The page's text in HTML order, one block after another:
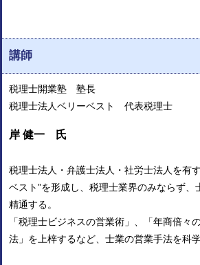
講師
税理士開業塾 塾長
税理士法人ベリーベスト 代表税理士
岸 健一 氏
税理士法人・弁護士法人・社労士法人を有
ベスト”を形成し、税理士業界のみならず、
精通する。
「税理士ビジネスの営業術」、「年商倍々
法」を上梓するなど、士業の営業手法を科学